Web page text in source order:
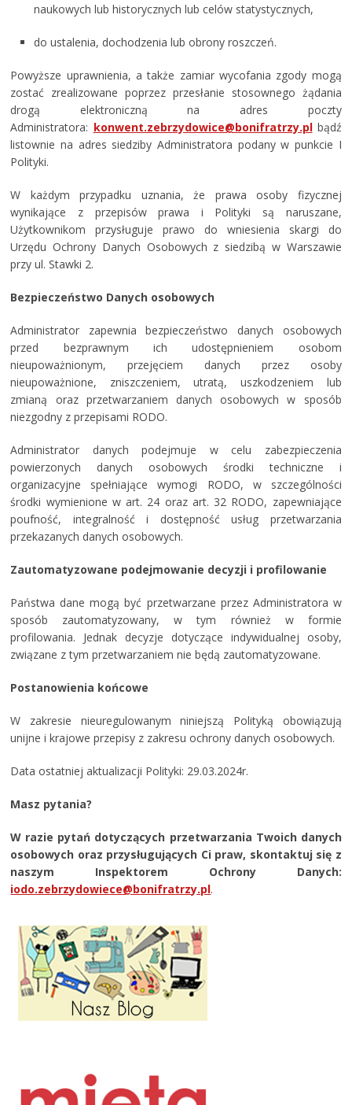
naukowych lub historycznych lub celów statystycznych,
do ustalenia, dochodzenia lub obrony roszczeń.
Powyższe uprawnienia, a także zamiar wycofania zgody mogą
zostać zrealizowane poprzez przesłanie stosownego żądania
drogą elektroniczną na adres poczty
Administratora: konwent.zebrzydowice@bonifratrzy.plbądź
listownie na adres siedziby Administratora podany w punkcie I
Polityki.
W każdym przypadku uznania, że prawa osoby fizycznej
wynikające z przepisów prawa i Polityki są naruszane,
Użytkownikom przysługuje prawo do wniesienia skargi do
Urzędu Ochrony Danych Osobowych z siedzibą w Warszawie
przy ul. Stawki 2.
Bezpieczeństwo Danych osobowych
Administrator zapewnia bezpieczeństwo danych osobowych
przed bezprawnym ich udostępnieniem osobom
nieupoważnionym, przejęciem danych przez osoby
nieupoważnione, zniszczeniem, utratą, uszkodzeniem lub
zmianą oraz przetwarzaniem danych osobowych w sposób
niezgodny z przepisami RODO.
Administrator danych podejmuje w celu zabezpieczenia
powierzonych danych osobowych środki techniczne i
organizacyjne spełniające wymogi RODO, w szczególności
środki wymienione w art. 24 oraz art. 32 RODO, zapewniające
poufność, integralność i dostępność usług przetwarzania
przekazanych danych osobowych.
Zautomatyzowane podejmowanie decyzji i profilowanie
Państwa dane mogą być przetwarzane przez Administratora w
sposób zautomatyzowany, w tym również w formie
profilowania. Jednak decyzje dotyczące indywidualnej osoby,
związane z tym przetwarzaniem nie będą zautomatyzowane.
Postanowienia końcowe
W zakresie nieuregulowanym niniejszą Polityką obowiązują
unijne i krajowe przepisy z zakresu ochrony danych osobowych.
Data ostatniej aktualizacji Polityki: 29.03.2024r.
Masz pytania?
W razie pytań dotyczących przetwarzania Twoich danych
osobowych oraz przysługujących Ci praw, skontaktuj się z
naszym Inspektorem Ochrony Danych:
iodo.zebrzydowiece@bonifratrzy.pl.